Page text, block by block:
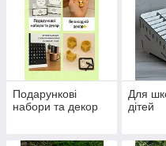
Подарункові
набори та декор
Для
дітей